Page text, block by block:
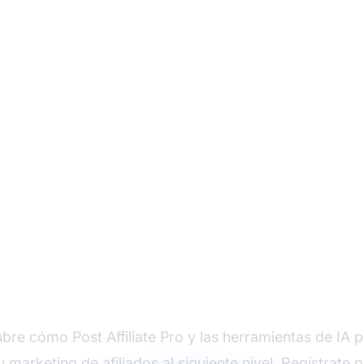
cómo Post Affiliate Pro y las herramientas de IA